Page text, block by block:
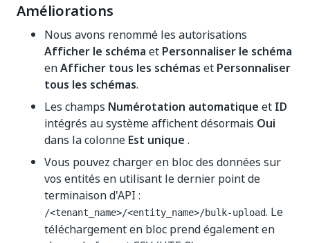
Améliorations
Nous avons renommé les autorisations
Afficher le schéma et Personnaliser le schéma
enAfficher tous les schémas et Personnaliser
tous les schémas.
Les champs Numérotation automatique et ID
intégrés au système affichent désormais Oui
dans la colonne Est unique .
Vous pouvez charger en bloc des données sur
vos entités en utilisant le dernier point de
terminaison d'API :
/<tenant_name>/<entity_name>/bulk-upload. Le
téléchargement en bloc prend également en